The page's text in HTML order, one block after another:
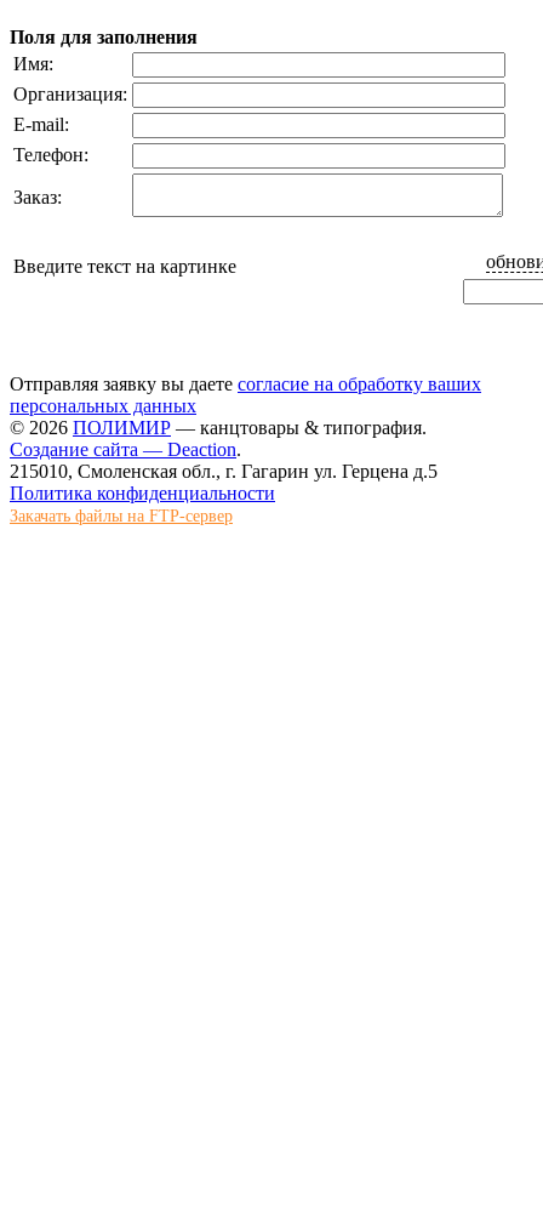
Поля для заполнения
Имя:
Организация:
E-mail:
Телефон:
Заказ:
Введите текст на картинке
Отправляя заявку вы даете согласие на обработку ваших
персональных данных
© 2026 ПОЛИМИР — канцтовары & типография.
Создание сайта — Deaction.
215010, Смоленская обл., г. Гагарин ул. Герцена д.5
Политика конфиденциальности
Закачать файлы на FTP-сервер